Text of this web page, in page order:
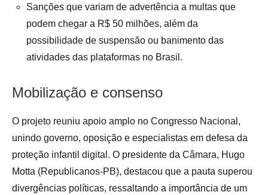
Sanções que variam de advertência a multas que
podem chegar a R$ 50 milhões, além da
possibilidade de suspensão ou banimento das
atividades das plataformas no Brasil .
Mobilização e consenso
O projeto reuniu apoio amplo no Congresso Nacional,
unindo governo, oposição e especialistas em defesa da
proteção infantil digital. O presidente da Câmara, Hugo
Motta (Republicanos-PB), destacou que a pauta superou
divergências políticas, ressaltando a importância de um